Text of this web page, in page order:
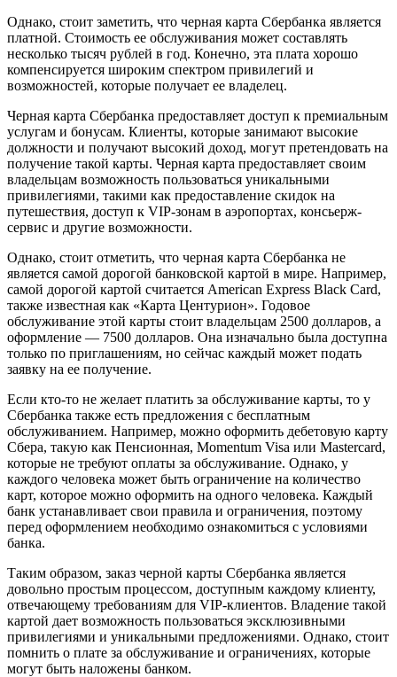
Однако, стоит заметить, что черная карта Сбербанка является
платной. Стоимость ее обслуживания может составлять
несколько тысяч рублей в год. Конечно, эта плата хорошо
компенсируется широким спектром привилегий и
возможностей, которые получает ее владелец.
Черная карта Сбербанка предоставляет доступ к премиальным
услугам и бонусам. Клиенты, которые занимают высокие
должности и получают высокий доход, могут претендовать на
получение такой карты. Черная карта предоставляет своим
владельцам возможность пользоваться уникальными
привилегиями, такими как предоставление скидок на
путешествия, доступ к VIP-зонам в аэропортах, консьерж-
сервис и другие возможности.
Однако, стоит отметить, что черная карта Сбербанка не
является самой дорогой банковской картой в мире. Например,
самой дорогой картой считается American Express Black Card,
также известная как «Карта Центурион». Годовое
обслуживание этой карты стоит владельцам 2500 долларов, а
оформление — 7500 долларов. Она изначально была доступна
только по приглашениям, но сейчас каждый может подать
заявку на ее получение.
Если кто-то не желает платить за обслуживание карты, то у
Сбербанка также есть предложения с бесплатным
обслуживанием. Например, можно оформить дебетовую карту
Сбера, такую как Пенсионная, Momentum Visa или Mastercard,
которые не требуют оплаты за обслуживание. Однако, у
каждого человека может быть ограничение на количество
карт, которое можно оформить на одного человека. Каждый
банк устанавливает свои правила и ограничения, поэтому
перед оформлением необходимо ознакомиться с условиями
банка.
Таким образом, заказ черной карты Сбербанка является
довольно простым процессом, доступным каждому клиенту,
отвечающему требованиям для VIP-клиентов. Владение такой
картой дает возможность пользоваться эксклюзивными
привилегиями и уникальными предложениями. Однако, стоит
помнить о плате за обслуживание и ограничениях, которые
могут быть наложены банком.